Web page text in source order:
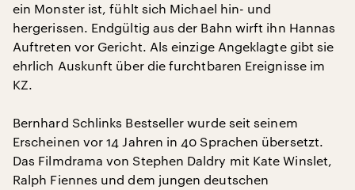
ein Monster ist, fühlt sich Michael hin- und
hergerissen. Endgültig aus der Bahn wirft ihn Hannas
Auftreten vor Gericht. Als einzige Angeklagte gibt sie
ehrlich Auskunft über die furchtbaren Ereignisse im
KZ.
Bernhard Schlinks Bestseller wurde seit seinem
Erscheinen vor 14 Jahren in 40 Sprachen übersetzt.
Das Filmdrama von Stephen Daldry mit Kate Winslet,
Ralph Fiennes und dem jungen deutschen